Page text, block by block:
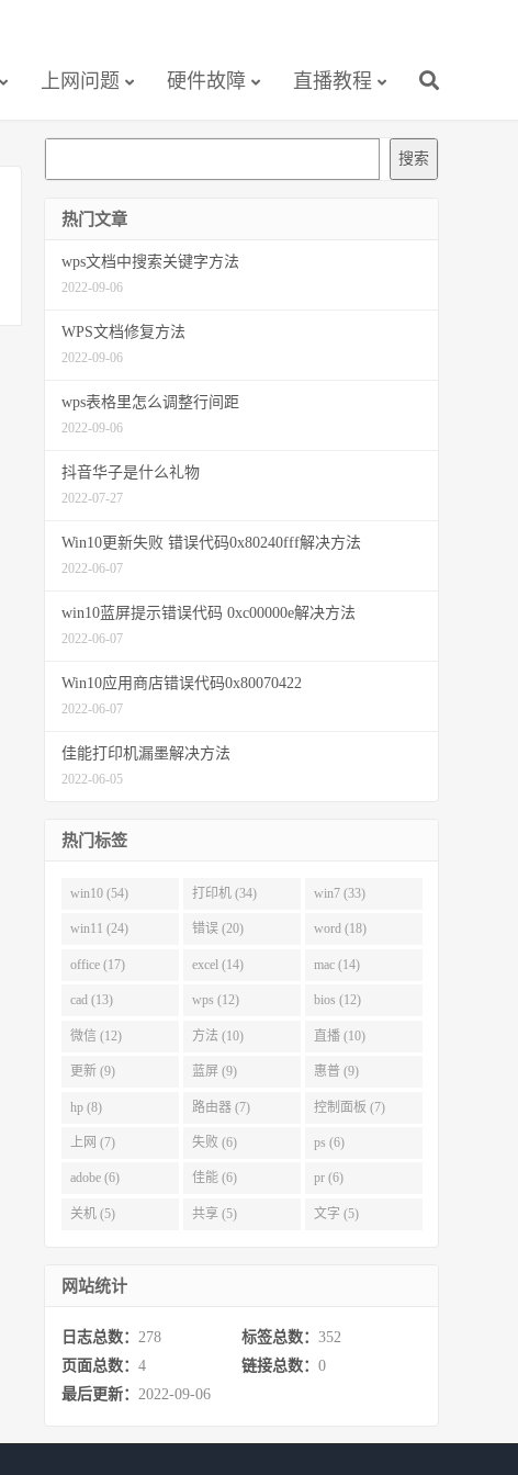
上网问题 硬件故障 直播教程
搜索
热门文章
wps文档中搜索关键字方法
2022-09-06
WPS文档修复方法
2022-09-06
wps表格里怎么调整行间距
2022-09-06
抖音华子是什么礼物
2022-07-27
Win10更新失败 错误代码0x80240fff解决方法
2022-06-07
win10蓝屏提示错误代码 0xc00000e解决方法
2022-06-07
Win10应用商店错误代码0x80070422
2022-06-07
佳能打印机漏墨解决方法
2022-06-05
热门标签
win10 (54) 打印机 (34) win7 (33)
win11 (24) 错误 (20) word (18)
office (17) excel (14) mac (14)
cad (13) wps (12) bios (12)
微信 (12) 方法 (10) 直播 (10)
更新 (9) 蓝屏 (9) 惠普 (9)
hp (8) 路由器 (7) 控制面板 (7)
上网 (7) 失败 (6) ps (6)
adobe (6) 佳能 (6) pr (6)
关机 (5) 共享 (5) 文字 (5)
网站统计
日志总数： 278 标签总数： 352
页面总数： 4 链接总数： 0
最后更新： 2022-09-06